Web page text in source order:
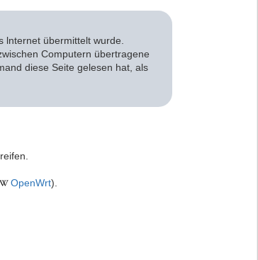
lnternet übermittelt wurde.
Computern übertragene
diese Seite gelesen hat, als
OpenWrt).